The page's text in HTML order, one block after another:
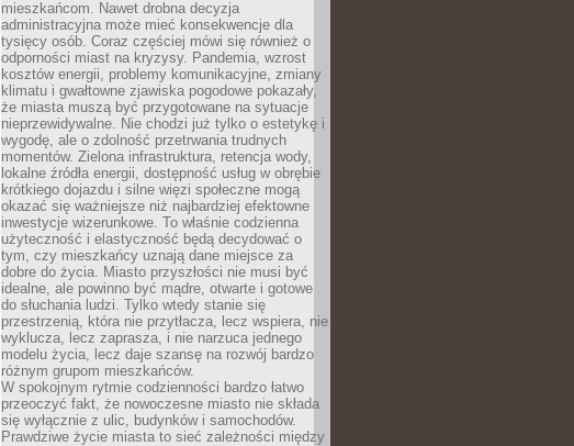
mieszkańcom. Nawet drobna decyzja
administracyjna może mieć konsekwencje dla
tysięcy osób. Coraz częściej mówi się również o
odporności miast na kryzysy. Pandemia, wzrost
kosztów energii, problemy komunikacyjne, zmiany
klimatu i gwałtowne zjawiska pogodowe pokazały,
że miasta muszą być przygotowane na sytuacje
nieprzewidywalne. Nie chodzi już tylko o estetykę i
wygodę, ale o zdolność przetrwania trudnych
momentów. Zielona infrastruktura, retencja wody,
lokalne źródła energii, dostępność usług w obrębie
krótkiego dojazdu i silne więzi społeczne mogą
okazać się ważniejsze niż najbardziej efektowne
inwestycje wizerunkowe. To właśnie codzienna
użyteczność i elastyczność będą decydować o
tym, czy mieszkańcy uznają dane miejsce za
dobre do życia. Miasto przyszłości nie musi być
idealne, ale powinno być mądre, otwarte i gotowe
do słuchania ludzi. Tylko wtedy stanie się
przestrzenią, która nie przytłacza, lecz wspiera, nie
wyklucza, lecz zaprasza, i nie narzuca jednego
modelu życia, lecz daje szansę na rozwój bardzo
różnym grupom mieszkańców.
W spokojnym rytmie codzienności bardzo łatwo
przeoczyć fakt, że nowoczesne miasto nie składa
się wyłącznie z ulic, budynków i samochodów.
Prawdziwe życie miasta to sieć zależności między